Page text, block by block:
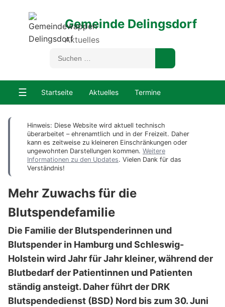
Gemeinde Delingsdorf
Aktuelles
☰ Startseite Aktuelles Termine
Hinweis: Diese Website wird aktuell technisch
überarbeitet – ehrenamtlich und in der Freizeit. Daher
kann es zeitweise zu kleineren Einschränkungen oder
ungewohnten Darstellungen kommen. Weitere
Informationen zu den Updates. Vielen Dank für das
Verständnis!
Mehr Zuwachs für die
Blutspendefamilie
Die Familie der Blutspenderinnen und
Blutspender in Hamburg und Schleswig-
Holstein wird Jahr für Jahr kleiner, während der
Blutbedarf der Patientinnen und Patienten
ständig ansteigt. Daher führt der DRK
Blutspendedienst (BSD) Nord bis zum 30. Juni